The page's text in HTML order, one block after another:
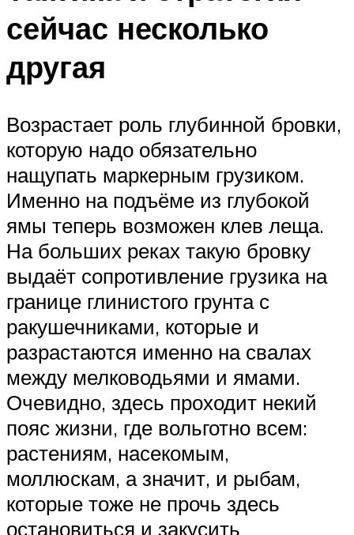
сейчас несколько
другая
Возрастает роль глубинной бровки,
которую надо обязательно
нащупать маркерным грузиком.
Именно на подъёме из глубокой
ямы теперь возможен клев леща.
На больших реках такую бровку
выдаёт сопротивление грузика на
границе глинистого грунта с
ракушечниками, которые и
разрастаются именно на свалах
между мелководьями и ямами.
Очевидно, здесь проходит некий
пояс жизни, где вольготно всем:
растениям, насекомым,
моллюскам, а значит, и рыбам,
которые тоже не прочь здесь
остановиться и закусить